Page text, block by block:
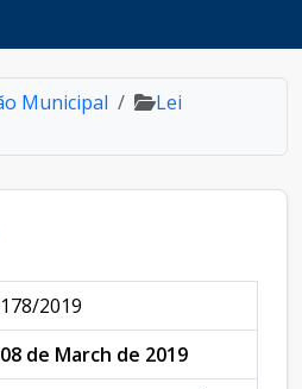
Municipal
Lei
178/2019
08 de March de 2019